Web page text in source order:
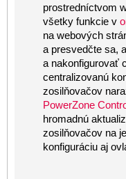
prostredníctvom
všetky funkcie v
na webových
a presvedčte sa,
a nakonfigurovať
centralizovanú
zosilňovačov
PowerZone
hromadnú
zosilňovačov na
konfiguráciu aj